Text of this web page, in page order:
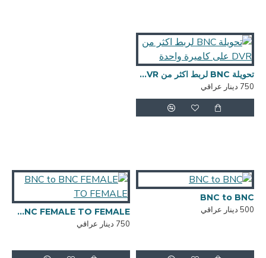
تحويلة BNC لربط اكثر من DVR على كاميرة واحدة
750 دينار عراقي
BNC to BNC
500 دينار عراقي
BNC to BNC FEMALE TO FEMALE
750 دينار عراقي